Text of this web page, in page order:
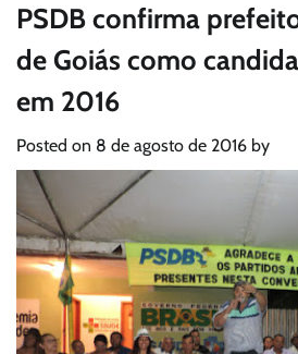
PSDB confirma
de Goiás como
em 2016
Posted on 8 de agosto de 2016 by